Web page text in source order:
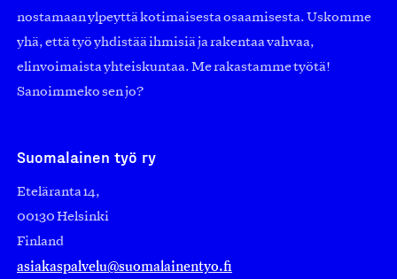
nostamaan ylpeyttä kotimaisesta osaamisesta. Uskomme
yhä, että työ yhdistää ihmisiä ja rakentaa vahvaa,
elinvoimaista yhteiskuntaa. Me rakastamme työtä!
Sanoimmeko sen jo?
Suomalainen työ ry
Eteläranta 14,
00130 Helsinki
Finland
asiakaspalvelu@suomalainentyo.fi